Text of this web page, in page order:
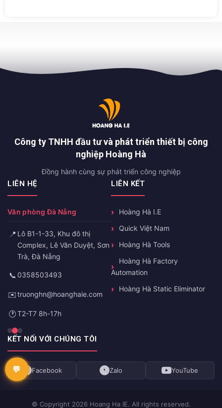
Công ty TNHH đầu tư và phát triển thiết bị công
nghiệp Hoàng Hà
Đồng hành cùng sự phát triển công nghiệp
LIÊN HỆ
Văn phòng Đà Nẵng
📍 Lô B1-1-33, Khu đô thị
Complex, Lê Văn Duyệt, Sơn
Trà, Đà Nẵng
📞 0358503493
✉️truonghn@hoanghaie.com
🕐T2-T7 8h-17h
LIÊN KẾT
Hoàng Hà I.E
Quick Việt Nam
Hoàng Hà Tools
Hoàng Hà Factory
Automation
Hoàng Hà Static Eliminator
KẾT NỐI VỚI CHÚNG TÔI
Facebook Zalo YouTube
© Copyright 2026 Hoang Ha IE. All rights reserved.